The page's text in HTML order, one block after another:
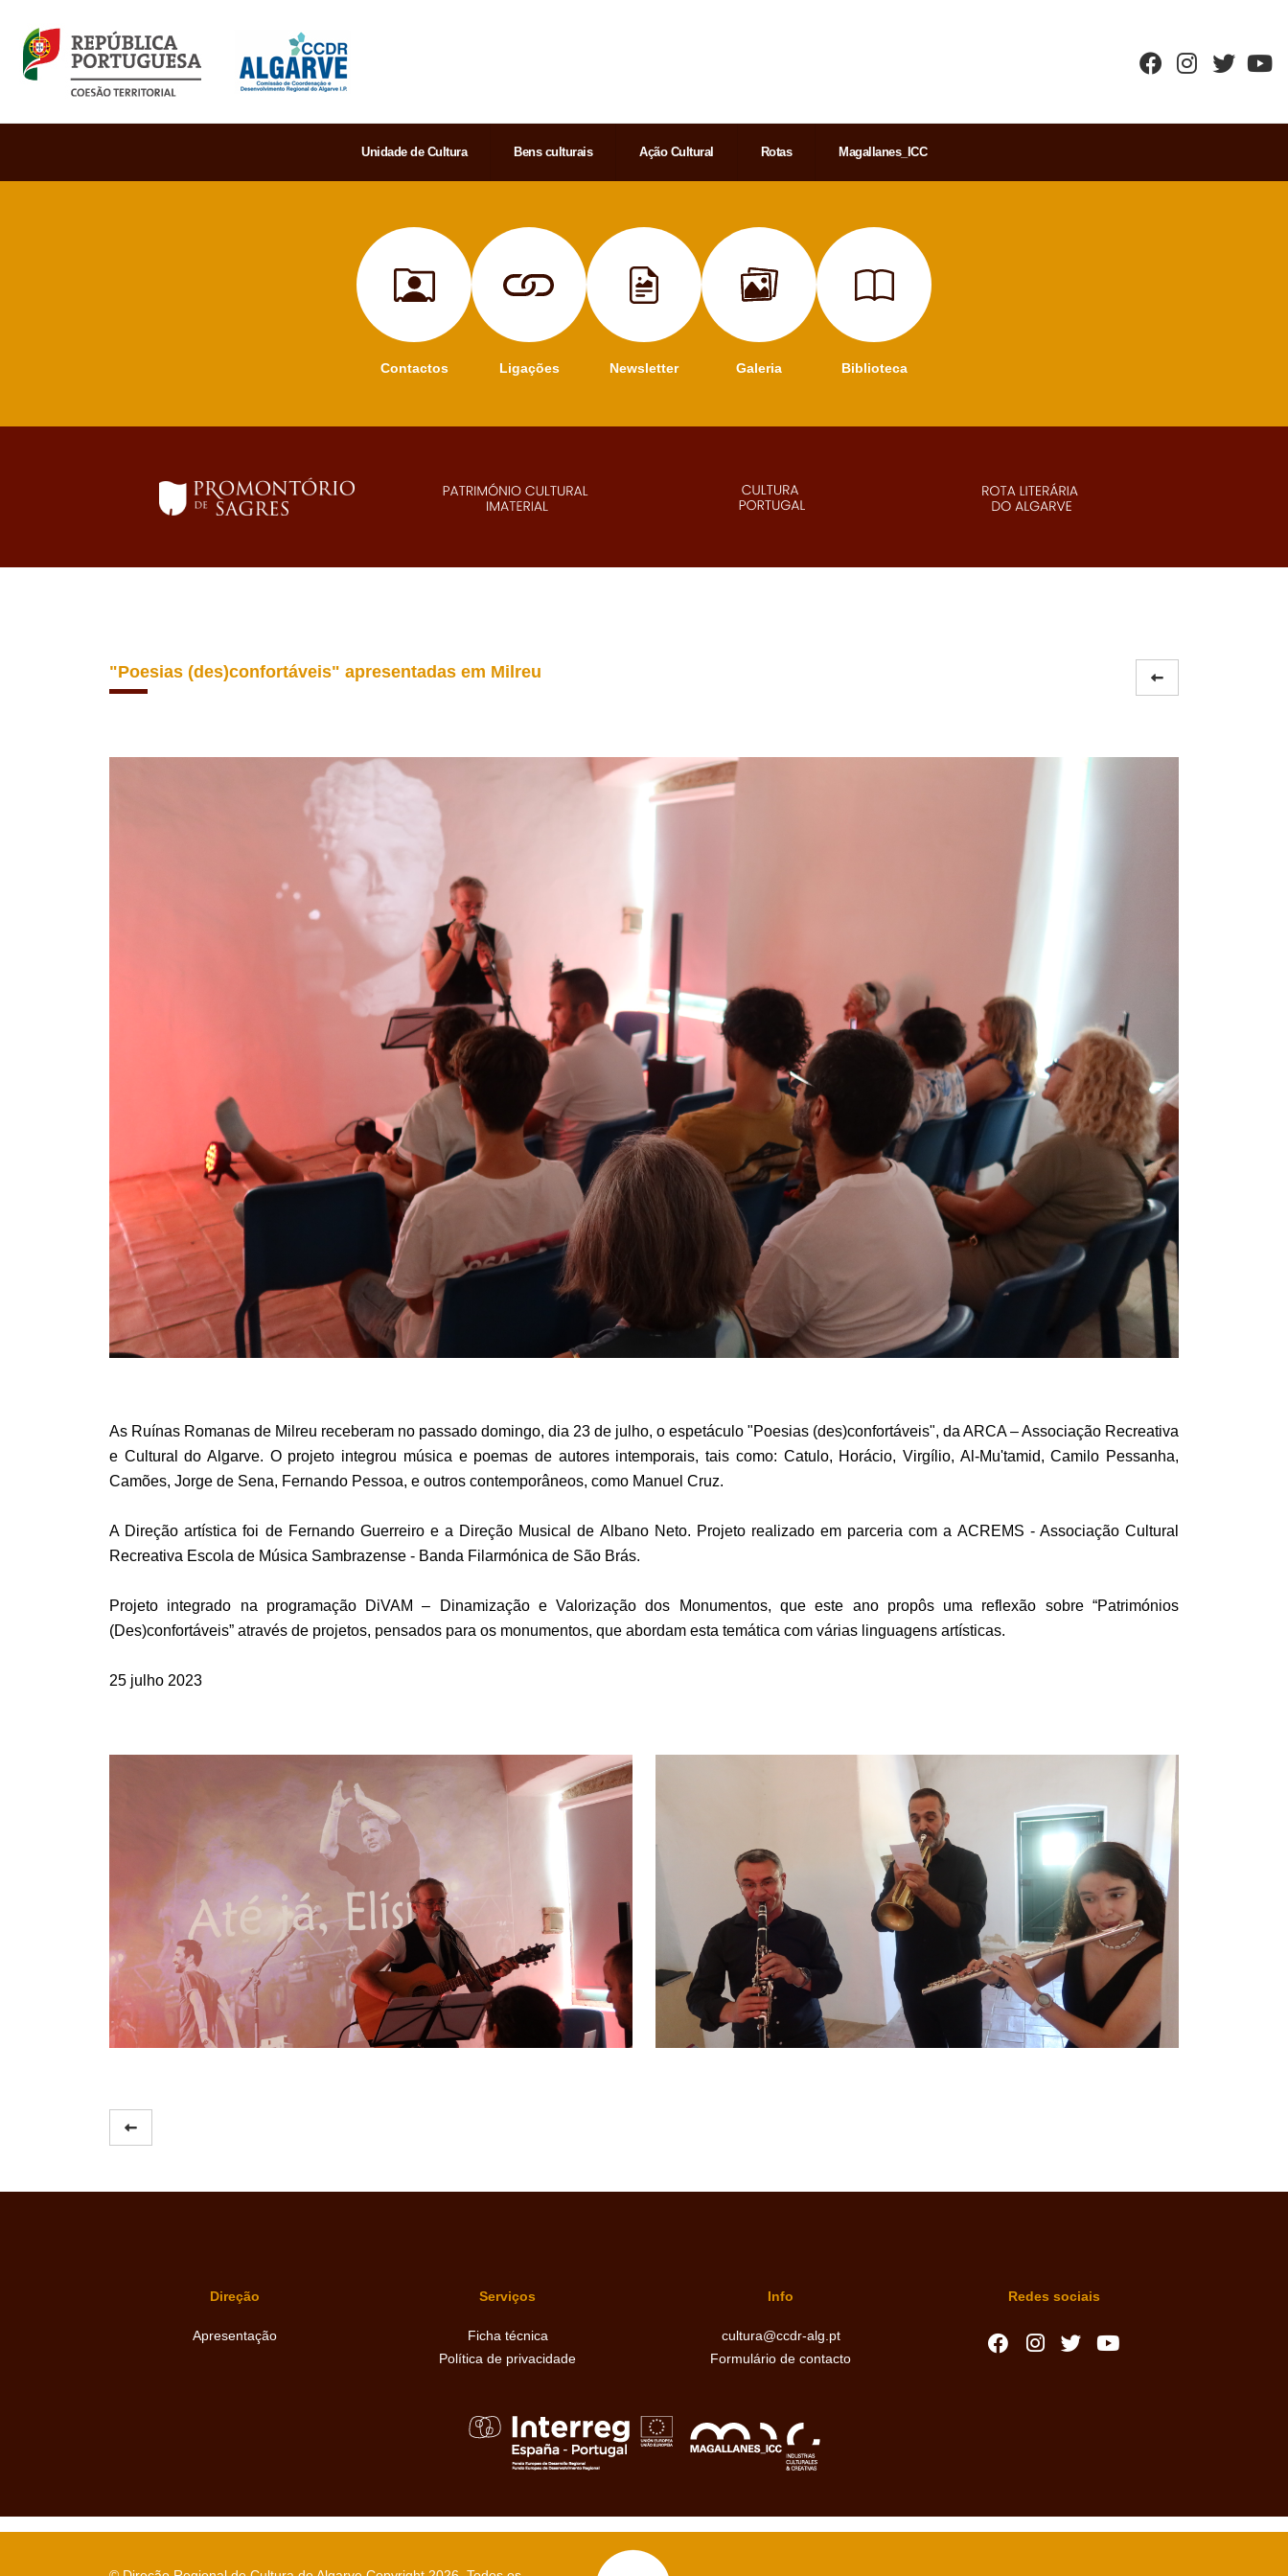
Unidade de Cultura Bens culturais Ação Cultural Rotas Magallanes_ICC
Contactos Ligações Newsletter Galeria Biblioteca
"Poesias (des)confortáveis" apresentadas em Milreu
As Ruínas Romanas de Milreu receberam no passado domingo, dia 23 de julho, o espetáculo "Poesias (des)confortáveis", da ARCA – Associação Recreativa
e Cultural do Algarve. O projeto integrou música e poemas de autores intemporais, tais como: Catulo, Horácio, Virgílio, Al-Mu'tamid, Camilo Pessanha,
Camões, Jorge de Sena, Fernando Pessoa, e outros contemporâneos, como Manuel Cruz.
A Direção artística foi de Fernando Guerreiro e a Direção Musical de Albano Neto. Projeto realizado em parceria com a ACREMS - Associação Cultural
Recreativa Escola de Música Sambrazense - Banda Filarmónica de São Brás.
Projeto integrado na programação DiVAM – Dinamização e Valorização dos Monumentos, que este ano propôs uma reflexão sobre “Patrimónios
(Des)confortáveis” através de projetos, pensados para os monumentos, que abordam esta temática com várias linguagens artísticas.
25 julho 2023
Direção
Apresentação
Serviços
Ficha técnica
Política de privacidade
Info
cultura@ccdr-alg.pt
Formulário de contacto
Redes sociais